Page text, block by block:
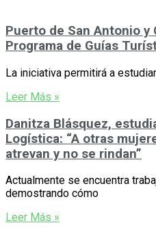
Puerto de San Antonio y
Programa de Guías
La iniciativa permitirá a
Leer Más »
Danitza Blásquez,
Logística: “A otras
atrevan y no se rindan”
Actualmente se encuentra
demostrando cómo
Leer Más »